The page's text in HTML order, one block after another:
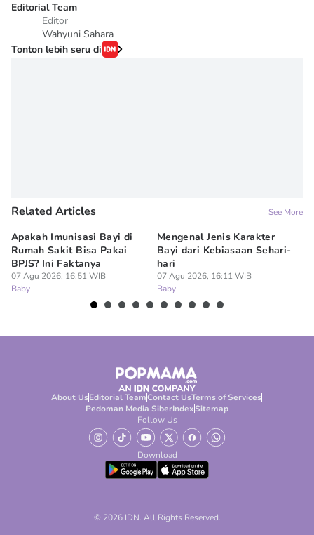
Editorial Team
Editor
Wahyuni Sahara
Tonton lebih seru di
Related Articles See More
Apakah Imunisasi Bayi di
Rumah Sakit Bisa Pakai
BPJS? Ini Faktanya
07 Agu 2026, 16:51 WIB
Baby
Mengenal Jenis Karakter
Bayi dari Kebiasaan Sehari-
hari
07 Agu 2026, 16:11 WIB
Baby
About UsEditorial TeamContact UsTerms of Services
Pedoman Media SiberIndexSitemap
Follow Us
Download
© 2026 IDN. All Rights Reserved.